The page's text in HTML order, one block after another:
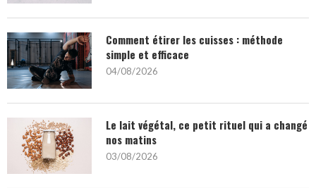
Comment étirer les cuisses : méthode
simple et efficace
04/08/2026
Le lait végétal, ce petit rituel qui a changé
nos matins
03/08/2026